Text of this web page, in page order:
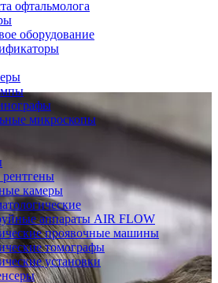
офтальмолога
оборудование
микроскопы
камеры
аппараты AIR FLOW
проявочные машины
томографы
установки